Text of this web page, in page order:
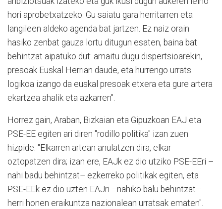
hori aprobetxatzeko. Gu saiatu gara herritarren eta
langileen aldeko agenda bat jartzen. Ez naiz orain
hasiko zenbat gauza lortu ditugun esaten, baina bat
behintzat aipatuko dut: amaitu dugu dispertsioarekin,
presoak Euskal Herrian daude, eta hurrengo urrats
logikoa izango da euskal presoak etxera eta gure artera
ekartzea ahalik eta azkarren".
Horrez gain, Araban, Bizkaian eta Gipuzkoan EAJ eta
PSE-EE egiten ari diren "rodillo politika" izan zuen
hizpide. "Elkarren artean anulatzen dira, elkar
oztopatzen dira; izan ere, EAJk ez dio utziko PSE-EEri –
nahi badu behintzat– ezkerreko politikak egiten, eta
PSE-EEk ez dio uzten EAJri –nahiko balu behintzat–
herri honen eraikuntza nazionalean urratsak ematen".